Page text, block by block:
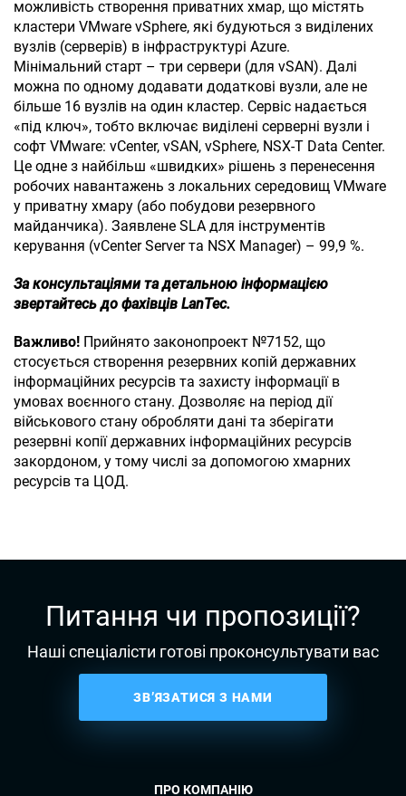
можливість створення приватних хмар, що містять
кластери VMware vSphere, які будуються з виділених
вузлів (серверів) в інфраструктурі Azure.
Мінімальний старт – три сервери (для vSAN). Далі
можна по одному додавати додаткові вузли, але не
більше 16 вузлів на один кластер. Сервіс надається
«під ключ», тобто включає виділені серверні вузли і
софт VMware: vCenter, vSAN, vSphere, NSX-T Data Center.
Це одне з найбільш «швидких» рішень з перенесення
робочих навантажень з локальних середовищ VMware
у приватну хмару (або побудови резервного
майданчика). Заявлене SLA для інструментів
керування (vCenter Server та NSX Manager) – 99,9 %.
За консультаціями та детальною інформацією
звертайтесь до фахівців LanTec.
Важливо! Прийнято законопроект №7152, що
стосується створення резервних копій державних
інформаційних ресурсів та захисту інформації в
умовах воєнного стану. Дозволяє на період дії
військового стану обробляти дані та зберігати
резервні копії державних інформаційних ресурсів
закордоном, у тому числі за допомогою хмарних
ресурсів та ЦОД.
Питання чи пропозиції?
Наші спеціалісти готові проконсультувати вас
ЗВ’ЯЗАТИСЯ З НАМИ
ПРО КОМПАНІЮ